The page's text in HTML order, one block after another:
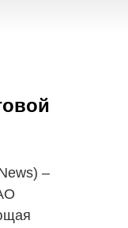
–